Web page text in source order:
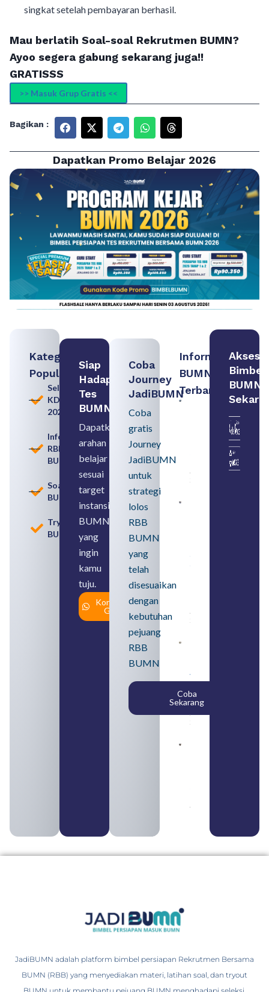
singkat setelah pembayaran berhasil.
Mau berlatih Soal-soal Rekrutmen BUMN?
Ayoo segera gabung sekarang juga!!
GRATISSS
>> Masuk Grup Gratis <<
Bagikan :
Dapatkan Promo Belajar 2026
Kategori
Populer
Seleksi
KDKMP
2026
Informasi
RBB
BUMN
Soal
BUMN
Tryout
BUMN
Siap
Hadapi
Tes
BUMN
Dapatkan
arahan
belajar
sesuai
target
instansi
BUMN
yang
ingin
kamu
tuju.
Konsultasi
Gratis
Coba
Journey
JadiBUMN
Coba
gratis
Journey
JadiBUMN
untuk
strategi
lolos
RBB
BUMN
yang
telah
disesuaikan
dengan
kebutuhan
pejuang
RBB
BUMN
Coba
Sekarang
Informasi
BUMN
Terbaru:
Pengertian,
Perbedaan,
serta Jenis
August 6,
2026
SMA
Syarat,
August 5,
2026
yang
Tergabung
dalam
Himbara
August 4,
2026
August 3, 2026
Akses
Bimbel
BUMN
JadiBUMN adalah platform bimbel persiapan Rekrutmen Bersama
BUMN (RBB) yang menyediakan materi, latihan soal, dan tryout